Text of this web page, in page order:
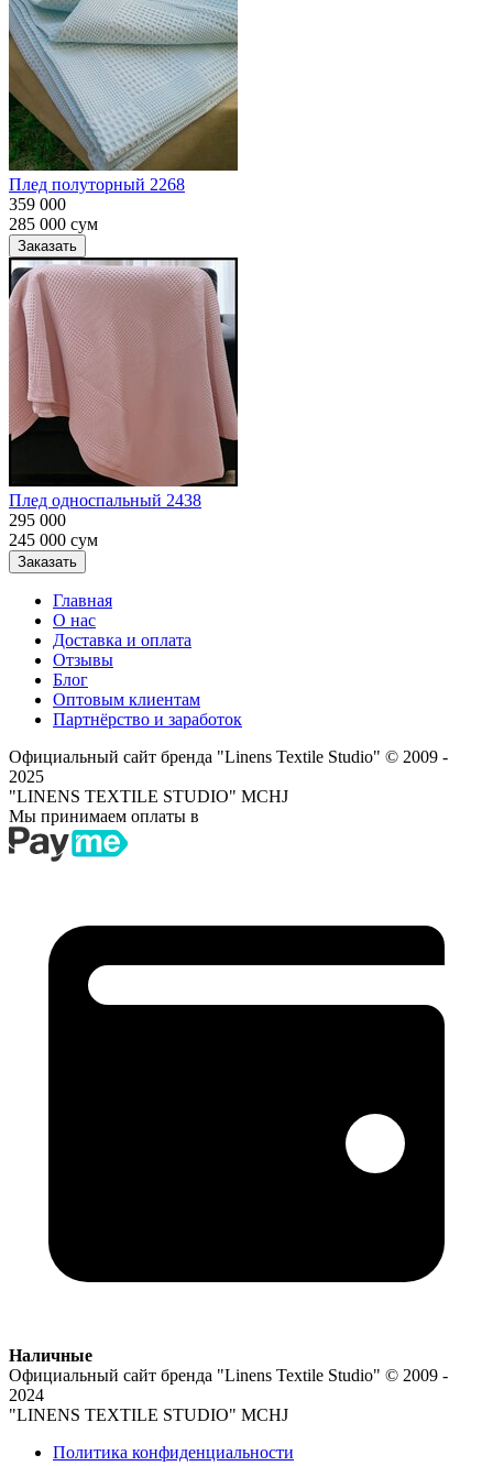
Плед полуторный 2268
359 000
285 000 сум
Заказать
Плед односпальный 2438
295 000
245 000 сум
Заказать
Главная
О нас
Доставка и оплата
Отзывы
Блог
Оптовым клиентам
Партнёрство и заработок
Официальный сайт бренда "Linens Textile Studio" © 2009 -
2025
"LINENS TEXTILE STUDIO" MCHJ
Мы принимаем оплаты в
Наличные
Официальный сайт бренда "Linens Textile Studio" © 2009 -
2024
"LINENS TEXTILE STUDIO" MCHJ
Политика конфиденциальности